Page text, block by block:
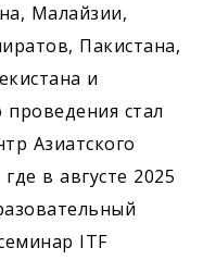
Малайзии,
Пакистана,
и
стал
Азиатского
в августе 2025
ITF